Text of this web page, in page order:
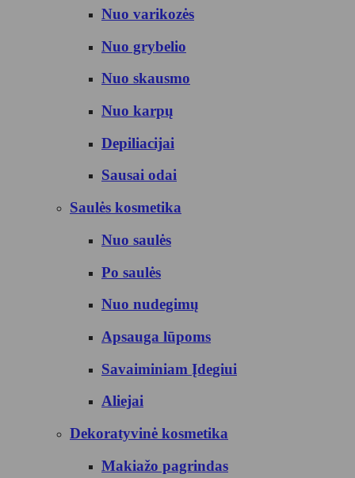
Nuo varikozės
Nuo grybelio
Nuo skausmo
Nuo karpų
Depiliacijai
Sausai odai
Saulės kosmetika
Nuo saulės
Po saulės
Nuo nudegimų
Apsauga lūpoms
Savaiminiam Įdegiui
Aliejai
Dekoratyvinė kosmetika
Makiažo pagrindas